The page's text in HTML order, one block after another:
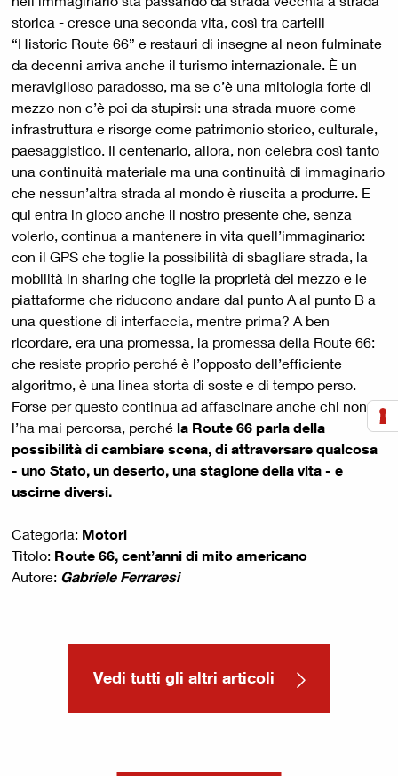
storica - cresce una seconda vita, così tra cartelli
“Historic Route 66” e restauri di insegne al neon fulminate
da decenni arriva anche il turismo internazionale. È un
meraviglioso paradosso, ma se c’è una mitologia forte di
mezzo non c’è poi da stupirsi: una strada muore come
infrastruttura e risorge come patrimonio storico, culturale,
paesaggistico. Il centenario, allora, non celebra così tanto
una continuità materiale ma una continuità di immaginario
che nessun’altra strada al mondo è riuscita a produrre. E
qui entra in gioco anche il nostro presente che, senza
volerlo, continua a mantenere in vita quell’immaginario:
con il GPS che toglie la possibilità di sbagliare strada, la
mobilità in sharing che toglie la proprietà del mezzo e le
piattaforme che riducono andare dal punto A al punto B a
una questione di interfaccia, mentre prima? A ben
ricordare, era una promessa, la promessa della Route 66:
che resiste proprio perché è l’opposto dell’efficiente
algoritmo, è una linea storta di soste e di tempo perso.
Forse per questo continua ad affascinare anche chi non
l’ha mai percorsa, perché la Route 66 parla della
possibilità di cambiare scena, di attraversare qualcosa
- uno Stato, un deserto, una stagione della vita - e
uscirne diversi.
Categoria: Motori
Titolo: Route 66, cent’anni di mito americano
Autore: Gabriele Ferraresi
Vedi tutti gli altri articoli